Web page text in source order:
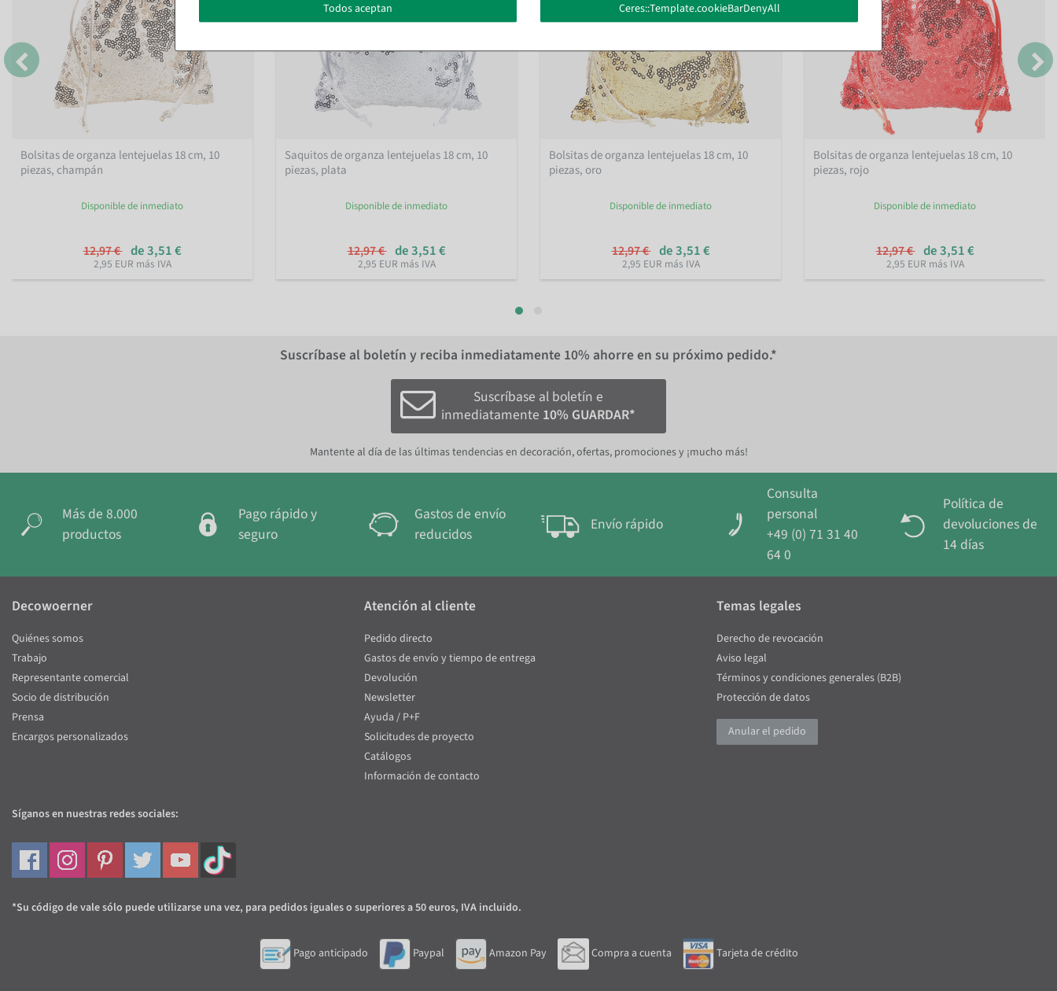
Bolsitas de organza lentejuelas 18 cm, 10
piezas, champán
Disponible de inmediato
12,97 € de 3,51 €
2,95 EUR más IVA
Saquitos de organza lentejuelas 18 cm, 10
piezas, plata
Disponible de inmediato
12,97 € de 3,51 €
2,95 EUR más IVA
Bolsitas de organza lentejuelas 18 cm, 10
piezas, oro
Disponible de inmediato
12,97 € de 3,51 €
2,95 EUR más IVA
Bolsitas de organza lentejuelas 18 cm, 10
piezas, rojo
Disponible de inmediato
12,97 € de 3,51 €
2,95 EUR más IVA
Suscríbase al boletín y reciba inmediatamente 10% ahorre en su próximo pedido.*
Suscríbase al boletín e
inmediatamente 10% GUARDAR*
Mantente al día de las últimas tendencias en decoración, ofertas, promociones y ¡mucho más!
Más de 8.000
productos
Pago rápido y
seguro
Gastos de envío
reducidos
Envío rápido
Consulta
personal
+49 (0) 71 31 40
64 0
Política de
devoluciones de
14 días
Todos aceptan Ceres::Template.cookieBarDenyAll
Decowoerner
Quiénes somos
Trabajo
Representante comercial
Socio de distribución
Prensa
Encargos personalizados
Atención al cliente
Pedido directo
Gastos de envío y tiempo de entrega
Devolución
Newsletter
Ayuda / P+F
Solicitudes de proyecto
Catálogos
Información de contacto
Temas legales
Derecho de revocación
Aviso legal
Términos y condiciones generales (B2B)
Protección de datos
Anular el pedido
Síganos en nuestras redes sociales:
*Su código de vale sólo puede utilizarse una vez, para pedidos iguales o superiores a 50 euros, IVA incluido.
Pago anticipado Paypal Amazon Pay Compra a cuenta Tarjeta de crédito